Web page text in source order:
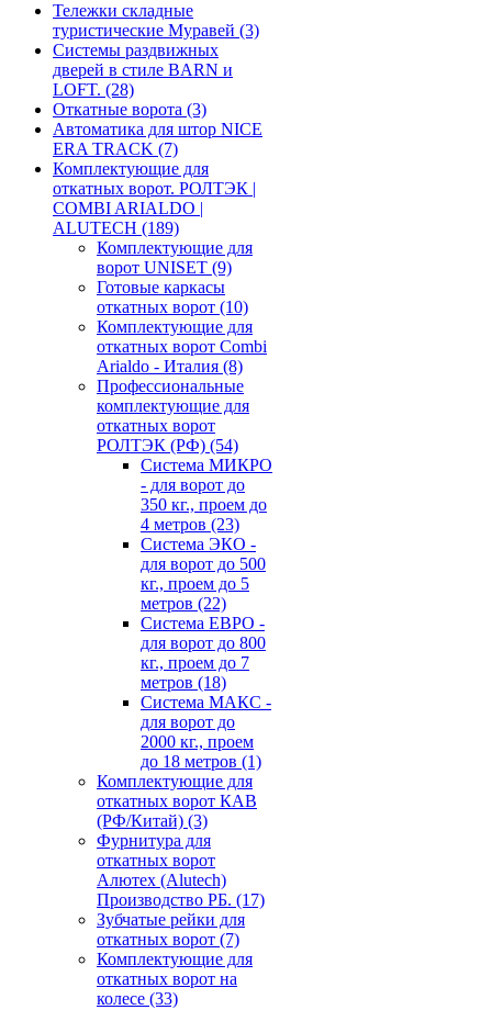
Тележки складные
туристические Муравей (3)
Системы раздвижных
дверей в стиле BARN и
LOFT. (28)
Откатные ворота (3)
Автоматика для штор NICE
ERA TRACK (7)
Комплектующие для
откатных ворот. РОЛТЭК |
COMBI ARIALDO |
ALUTECH (189)
Комплектующие для
ворот UNISET (9)
Готовые каркасы
откатных ворот (10)
Комплектующие для
откатных ворот Combi
Arialdo - Италия (8)
Профессиональные
комплектующие для
откатных ворот
РОЛТЭК (РФ) (54)
Система МИКРО
- для ворот до
350 кг., проем до
4 метров (23)
Система ЭКО -
для ворот до 500
кг., проем до 5
метров (22)
Система ЕВРО -
для ворот до 800
кг., проем до 7
метров (18)
Система МАКС -
для ворот до
2000 кг., проем
до 18 метров (1)
Комплектующие для
откатных ворот КАВ
(РФ/Китай) (3)
Фурнитура для
откатных ворот
Алютех (Alutech)
Производство РБ. (17)
Зубчатые рейки для
откатных ворот (7)
Комплектующие для
откатных ворот на
колесе (33)